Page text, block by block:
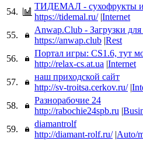
54.
ТИДЕМАЛ - сухофрукты и
https://tidemal.ru/ |Internet
55.
Anwap.Club - Загрузки
https://anwap.club |Rest
56.
Портал игры: CS1.6, тут
http://relax-cs.at.ua |Internet
57.
наш приходской сайт
http://sv-troitsa.cerkov.ru/ |
58.
Разнорабочие 24
http://rabochie24spb.ru |
59.
diamantrolf
http://diamant-rolf.ru/ |Auto/